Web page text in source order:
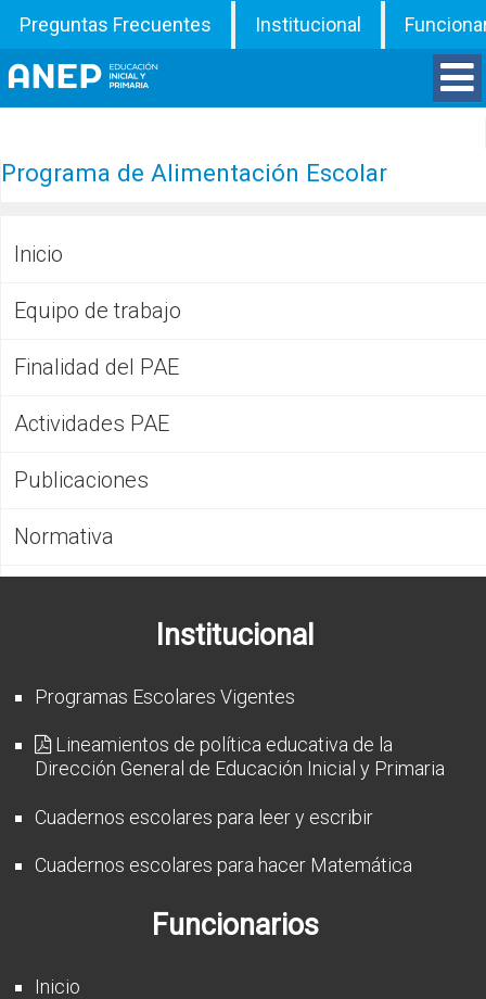
Preguntas Frecuentes Institucional
Inspecciones
Programas
ATD
Documentos
CFP
Programa de Alimentación Escolar
Inicio
Equipo de trabajo
Finalidad del PAE
Actividades PAE
Publicaciones
Normativa
Institucional
Programas Escolares Vigentes
Lineamientos de política educativa de la
Dirección General de Educación Inicial y Primaria
Cuadernos escolares para leer y escribir
Cuadernos escolares para hacer Matemática
Funcionarios
Inicio